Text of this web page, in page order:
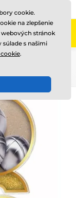
+421220255160
cookie.
na zlepšenie
stránok
s našimi
.